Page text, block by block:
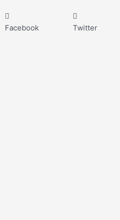
Facebook Twitter